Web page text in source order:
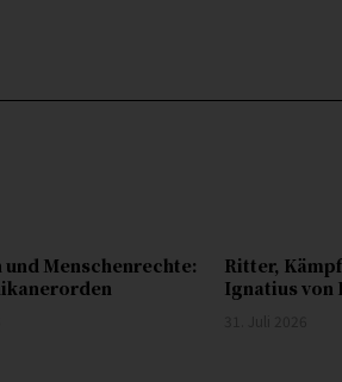
Menschenrechte:
Ritter,
Ignatius von